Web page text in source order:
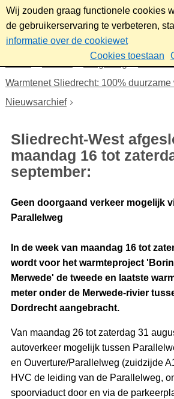
Wij zouden graag functionele cookies
de gebruikerservaring te verbeteren,
informatie over de cookiewet
Cookies toestaan
Omgeving
Warmtenet Sliedrecht: 100% duurzame
Nieuwsarchief
Sliedrecht-West
maandag 16 tot
september:
Geen doorgaand verkeer mogelijk
Parallelweg
In de week van maandag 16 tot
wordt voor het warmteproject
Merwede' de tweede en laatste
meter onder de Merwede-rivier
Dordrecht aangebracht.
Van maandag 26 tot zaterdag 31
autoverkeer mogelijk tussen
en Ouverture/Parallelweg (zuidzijde
HVC de leiding van de Parallelweg,
spoorviaduct door en via de